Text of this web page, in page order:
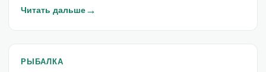
Читать дальше→
РЫБАЛКА